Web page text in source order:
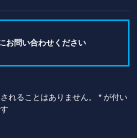
お問い合わせください
れることはありません。 * が付い